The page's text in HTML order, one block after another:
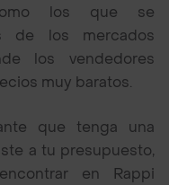
los que se
de los mercados
los vendedores
muy baratos.
que tenga una
a tu presupuesto,
en Rappi